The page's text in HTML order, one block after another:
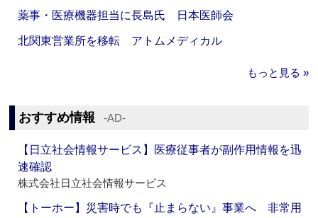
薬事・医療機器担当に長島氏 日本医師会
北関東営業所を移転 アトムメディカル
もっと見る »
おすすめ情報 ‐AD‐
【日立社会情報サービス】医療従事者が副作用情報を迅
速確認
株式会社日立社会情報サービス
【トーホー】災害時でも『止まらない』事業へ 非常用